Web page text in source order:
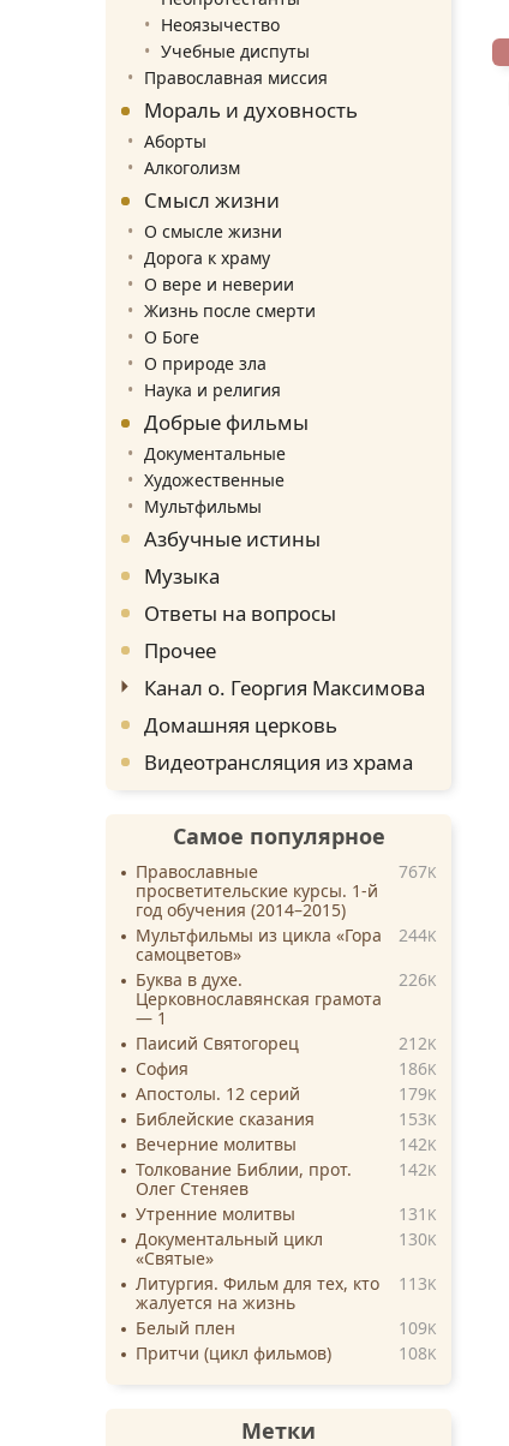
Неоязычество
Учебные диспуты
Православная миссия
Мораль и духовность
Аборты
Алкоголизм
Смысл жизни
О смысле жизни
Дорога к храму
О вере и неверии
Жизнь после смерти
О Боге
О природе зла
Наука и религия
Добрые фильмы
Документальные
Художественные
Мультфильмы
Азбучные истины
Музыка
Ответы на вопросы
Прочее
Канал о. Георгия Максимова
Домашняя церковь
Видеотрансляция из храма
Самое популярное
Православные
просветительские курсы. 1-й
год обучения (2014–2015)
767K
Мультфильмы из цикла «Гора
самоцветов»
244K
Буква в духе.
Церковнославянская грамота
— 1
226K
Паисий Святогорец 212K
София 186K
Апостолы. 12 серий 179K
Библейские сказания 153K
Вечерние молитвы 142K
Толкование Библии, прот.
Олег Стеняев
142K
Утренние молитвы 131 K
Документальный цикл
«Святые»
130K
Литургия. Фильм для тех, кто
жалуется на жизнь
113K
Белый плен 109K
Притчи (цикл фильмов) 108K
Метки